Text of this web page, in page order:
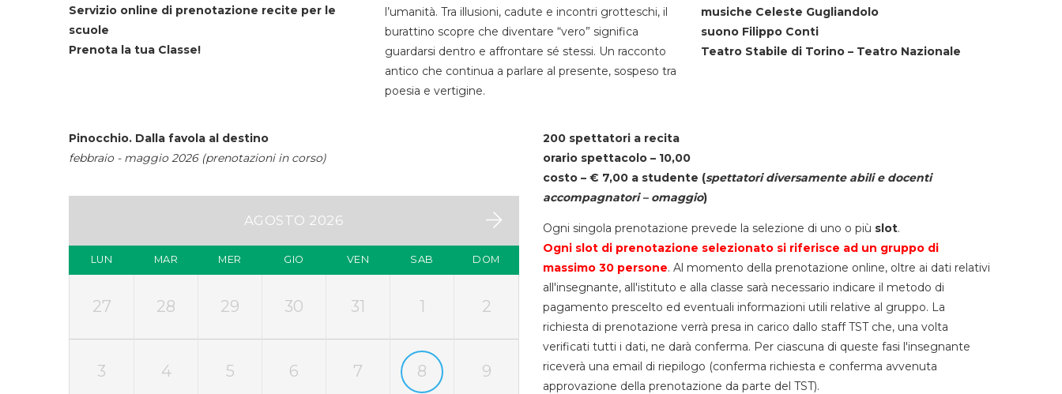
Servizio online di prenotazione recite per le
scuole
Prenota la tua Classe!
l’umanità. Tra illusioni, cadute e incontri grotteschi, il
burattino scopre che diventare “vero” significa
guardarsi dentro e affrontare sé stessi. Un racconto
antico che continua a parlare al presente, sospeso tra
poesia e vertigine.
musiche Celeste Gugliandolo
suono Filippo Conti
Teatro Stabile di Torino – Teatro Nazionale
Pinocchio. Dalla favola al destino
febbraio - maggio 2026 (prenotazioni in corso)
AGOSTO 2026
LUN MAR MER GIO VEN SAB DOM
27 28 29 30 31 1 2
3 4 5 6 7 8 9
200 spettatori a recita
orario spettacolo – 10,00
costo – € 7,00 a studente (spettatori diversamente abili e docenti
accompagnatori – omaggio)
Ogni singola prenotazione prevede la selezione di uno o più slot.
Ogni slot di prenotazione selezionato si riferisce ad un gruppo di
massimo 30 persone. Al momento della prenotazione online, oltre ai dati relativi
all'insegnante, all'istituto e alla classe sarà necessario indicare il metodo di
pagamento prescelto ed eventuali informazioni utili relative al gruppo. La
richiesta di prenotazione verrà presa in carico dallo staff TST che, una volta
verificati tutti i dati, ne darà conferma. Per ciascuna di queste fasi l'insegnante
riceverà una email di riepilogo (conferma richiesta e conferma avvenuta
approvazione della prenotazione da parte del TST).